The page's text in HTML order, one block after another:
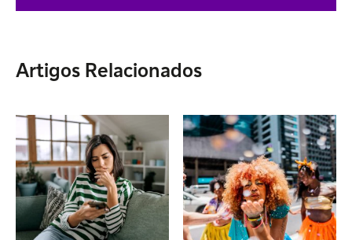
Artigos Relacionados